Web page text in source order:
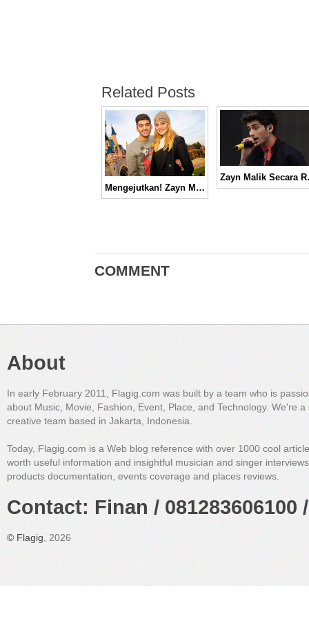
Related Posts
Mengejutkan! Zayn Malik Membatalkan Pertunangannya dengan Perrie Edwards
Zayn
COMMENT
About
In early February 2011, Flagig.com was built by a team who is
about Music, Movie, Fashion, Event, Place, and Technology. We're a
creative team based in Jakarta, Indonesia.
Today, Flagig.com is a Web blog reference with over 1000 cool
worth useful information and insightful musician and singer
products documentation, events coverage and places reviews.
Contact: Finan /
© Flagig, 2026